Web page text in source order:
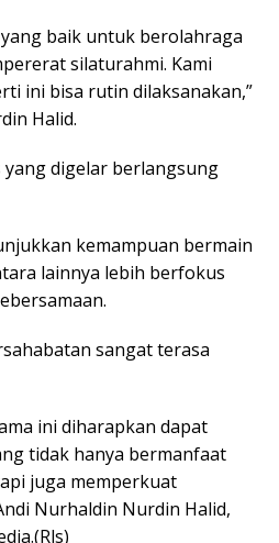
baik untuk berolahraga
silaturahmi. Kami
ini bisa rutin dilaksanakan,”
Halid.
digelar berlangsung
kemampuan bermain
lainnya lebih berfokus
sangat terasa
ini diharapkan dapat
tidak hanya bermanfaat
juga memperkuat
Nurhaldin Nurdin Halid,